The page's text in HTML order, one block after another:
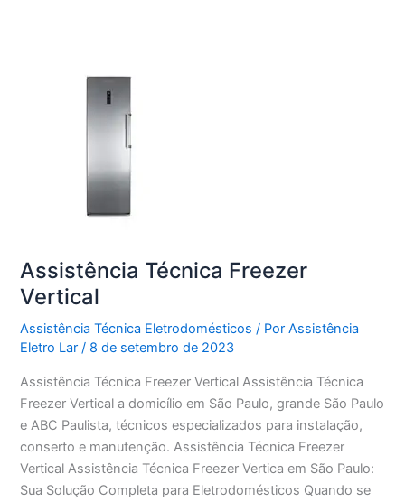
Assistência Técnica Freezer
Vertical
Assistência Técnica Eletrodomésticos / PorAssistência
Eletro Lar/ 8 de setembro de 2023
Assistência Técnica Freezer Vertical Assistência Técnica
Freezer Vertical a domicílio em São Paulo, grande São Paulo
e ABC Paulista, técnicos especializados para instalação,
conserto e manutenção. Assistência Técnica Freezer
Vertical Assistência Técnica Freezer Vertica em São Paulo:
Sua Solução Completa para Eletrodomésticos Quando se